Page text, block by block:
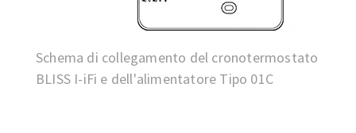
Schema di collegamento del cronotermostato
BLISS I-iFi e dell'alimentatore Tipo 01C